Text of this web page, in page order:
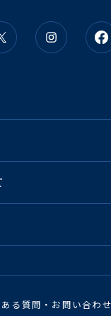
ある質問・お問い合わせ